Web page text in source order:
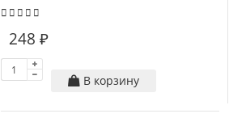
248 ₽
В корзину